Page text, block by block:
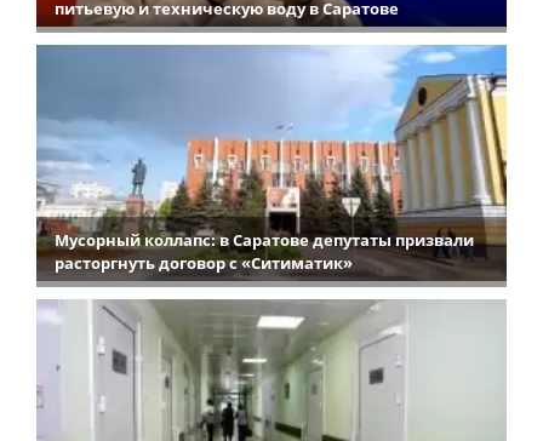
питьевую и техническую воду в Саратове
Мусорный коллапс: в Саратове депутаты призвали
расторгнуть договор с «Ситиматик»